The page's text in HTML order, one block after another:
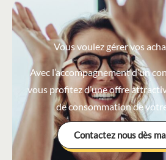
Vous voulez gérer vos
Avec l’accompagnement d’un
vous profitez d’une offre
de consommation de
Contactez nous dès